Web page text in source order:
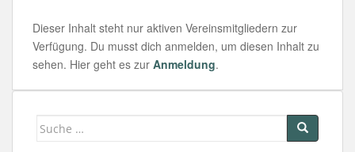
Dieser Inhalt steht nur aktiven Vereinsmitgliedern zur
Verfügung. Du musst dich anmelden, um diesen Inhalt zu
sehen. Hier geht es zur Anmeldung.
Suche